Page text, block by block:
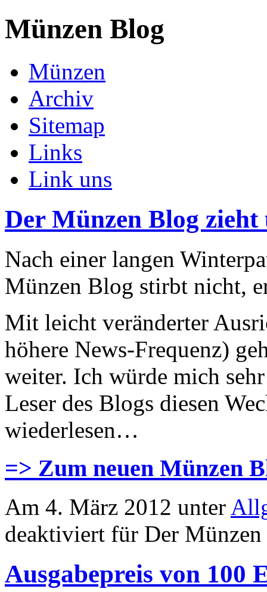
Münzen Blog
Münzen
Archiv
Sitemap
Links
Link uns
Der Münzen Blog zieht
Nach einer langen
Münzen Blog stirbt nicht,
Mit leicht veränderter
höhere News-Frequenz)
weiter. Ich würde mich
Leser des Blogs diesen
wiederlesen…
=> Zum neuen Münzen
Am 4. März 2012 unter
deaktiviert für Der
Ausgabepreis von 100